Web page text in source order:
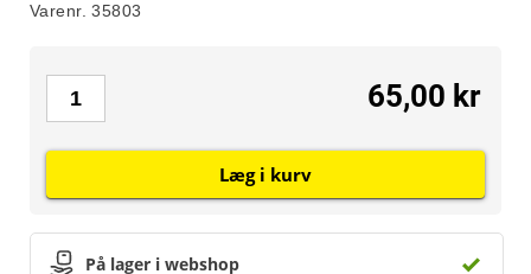
Varenr. 35803
På lager i webshop
65,00 kr
Læg i kurv